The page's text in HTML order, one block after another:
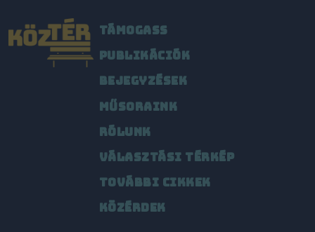
TÁMOGASS
PUBLIKÁCIÓK
BEJEGYZÉSEK
MŰSORAINK
RÓLUNK
VÁLASZTÁSI TÉRKÉP
TOVÁBBI CIKKEK
KÖZÉRDEK